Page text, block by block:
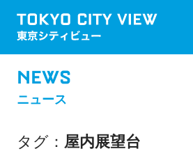
NEWS
ニュース
タグ 屋内展望台